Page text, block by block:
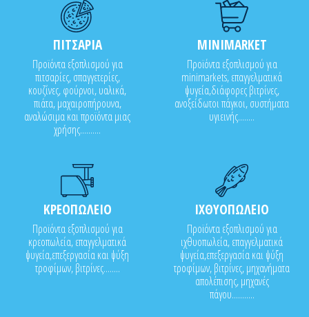
ΠΙΤΣΑΡΙΑ
Προϊόντα εξοπλισμού για
πιτσαρίες, σπαγγετερίες,
κουζίνες, φούρνοι, υαλικά,
πιάτα, μαχαιροπήρουνα,
αναλώσιμα και προϊόντα μιας
χρήσης..........
MINIMARKET
Προϊόντα εξοπλισμού για
minimarkets, επαγγελματικά
ψυγεία,διάφορες βιτρίνες,
ανοξείδωτοι πάγκοι, συστήματα
υγιεινής........
ΚΡΕΟΠΩΛΕΙΟ
Προϊόντα εξοπλισμού για
κρεοπωλεία, επαγγελματικά
ψυγεία,επεξεργασία και ψύξη
τροφίμων, βιτρίνες........
ΙΧΘΥΟΠΩΛΕΙΟ
Προϊόντα εξοπλισμού για
ιχθυοπωλεία, επαγγελματικά
ψυγεία,επεξεργασία και ψύξη
τροφίμων, βιτρίνες, μηχανήματα
απολέπισης, μηχανές
πάγου...........